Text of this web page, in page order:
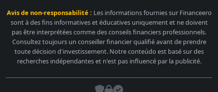
Avis de non-responsabilité : Les informations fournies sur Financeero
sont à des fins informatives et éducatives uniquement et ne doivent
pas être interprétées comme des conseils financiers professionnels.
Consultez toujours un conseiller financier qualifié avant de prendre
toute décision d'investissement. Notre conteúdo est basé sur des
recherches indépendantes et n'est pas influencé par la publicité.